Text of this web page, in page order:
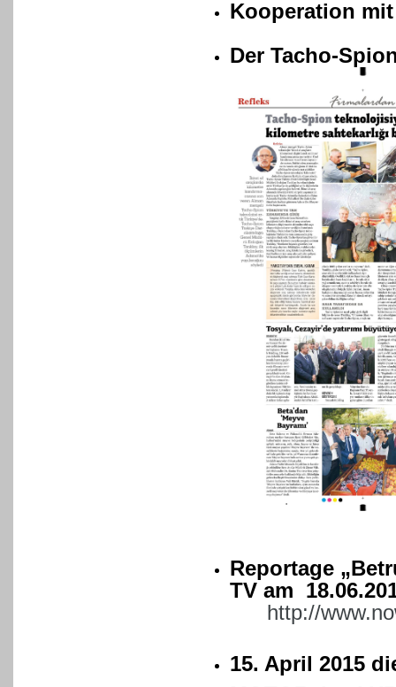
Kooperation
Der Tacho-
Reportage
TV am
http://
15. April 2015